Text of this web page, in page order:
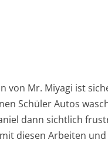
von Mr. Miyagi ist
Schüler Autos
dann sichtlich
diesen Arbeiten